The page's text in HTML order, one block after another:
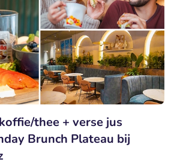
thee + verse jus
Brunch Plateau bij